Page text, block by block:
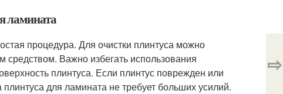
ламината
процедура. Для очистки плинтуса можно
Важно избегать использования
плинтуса. Если плинтус поврежден или
для ламината не требует больших усилий.
⇨